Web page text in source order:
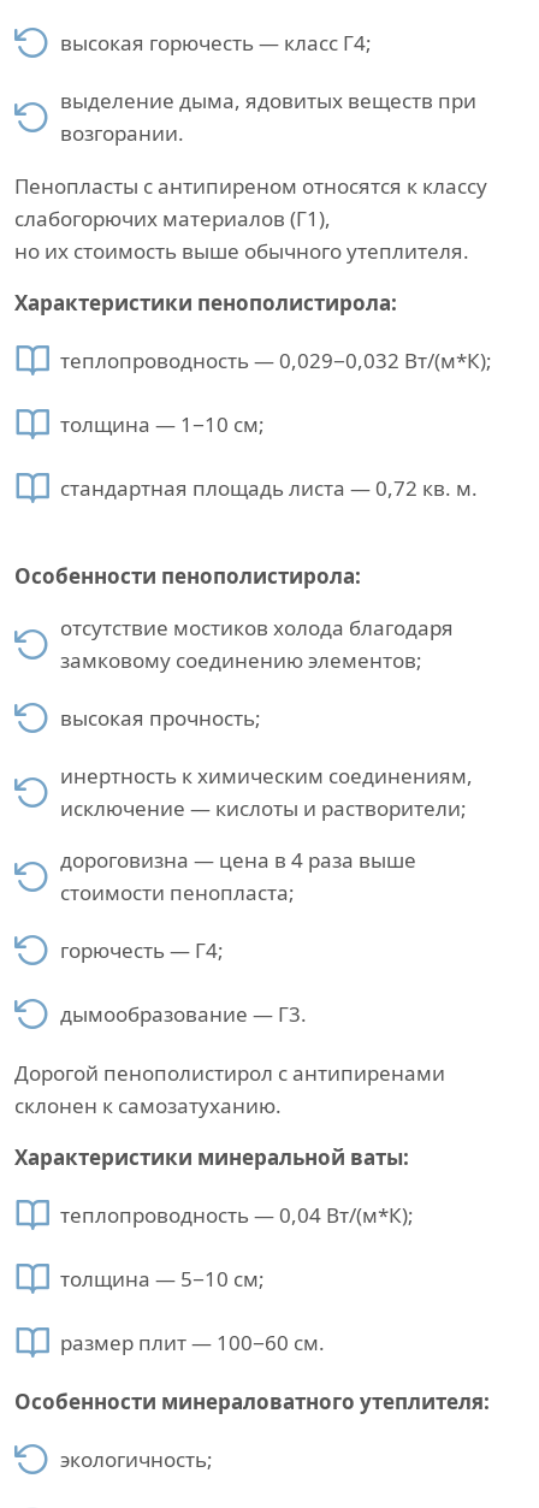
высокая горючесть — класс Г4;
выделение дыма, ядовитых веществ при
возгорании.
Пенопласты с антипиреном относятся к классу
слабогорючих материалов (Г1),
но их стоимость выше обычного утеплителя.
Характеристики пенополистирола:
теплопроводность — 0,029−0,032 Вт/(м*К);
толщина — 1−10 см;
стандартная площадь листа — 0,72 кв. м.
Особенности пенополистирола:
отсутствие мостиков холода благодаря
замковому соединению элементов;
высокая прочность;
инертность к химическим соединениям,
исключение — кислоты и растворители;
дороговизна — цена в 4 раза выше
стоимости пенопласта;
горючесть — Г4;
дымообразование — Г3.
Дорогой пенополистирол с антипиренами
склонен к самозатуханию.
Характеристики минеральной ваты:
теплопроводность — 0,04 Вт/(м*К);
толщина — 5−10 см;
размер плит — 100−60 см.
Особенности минераловатного утеплителя:
экологичность;